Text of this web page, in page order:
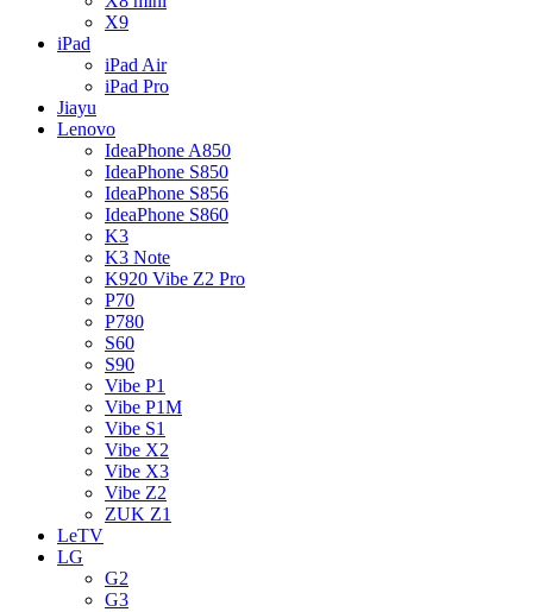
X9
iPad
iPad Air
iPad Pro
Jiayu
Lenovo
IdeaPhone A850
IdeaPhone S850
IdeaPhone S856
IdeaPhone S860
K3
K3 Note
K920 Vibe Z2 Pro
P70
P780
S60
S90
Vibe P1
Vibe P1M
Vibe S1
Vibe X2
Vibe X3
Vibe Z2
ZUK Z1
LeTV
LG
G2
G3